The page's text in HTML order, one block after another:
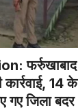
फर्रुखाबाद
14 के
गए जिला बदर